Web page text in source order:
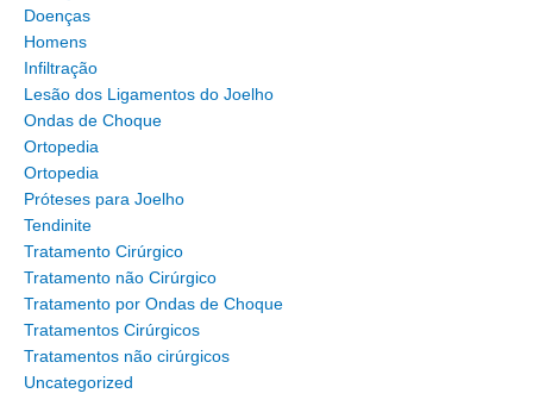
Doenças
Homens
Infiltração
Lesão dos Ligamentos do Joelho
Ondas de Choque
Ortopedia
Ortopedia
Próteses para Joelho
Tendinite
Tratamento Cirúrgico
Tratamento não Cirúrgico
Tratamento por Ondas de Choque
Tratamentos Cirúrgicos
Tratamentos não cirúrgicos
Uncategorized